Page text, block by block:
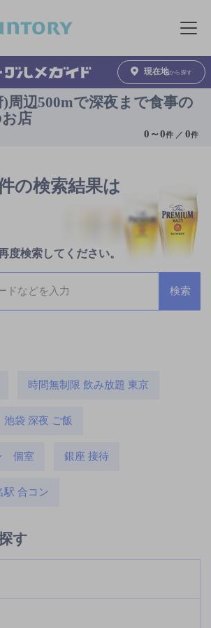
メニュ
現在地から探す
周辺500mで深夜まで食事の
店
0 ～0件 ／0件
の検索結果は
度検索してください。
時間無制限 飲み放題 東京
池袋 深夜 ご飯
個室 銀座 接待
駅 合コン
す